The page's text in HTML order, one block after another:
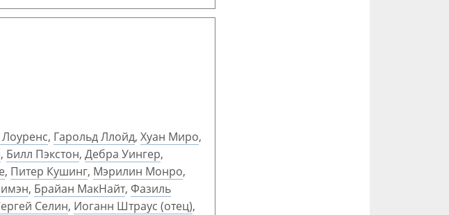
, Гарольд Ллойд, Хуан Миро,
, Билл Пэкстон, Дебра Уингер,
, Питер Кушинг, Мэрилин Монро,
, Брайан МакНайт, Фазиль
Селин, Иоганн Штраус (отец),